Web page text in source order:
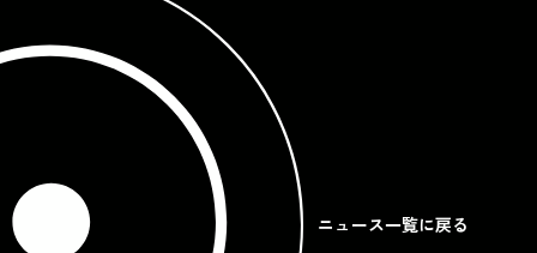
ニュース一覧に戻る